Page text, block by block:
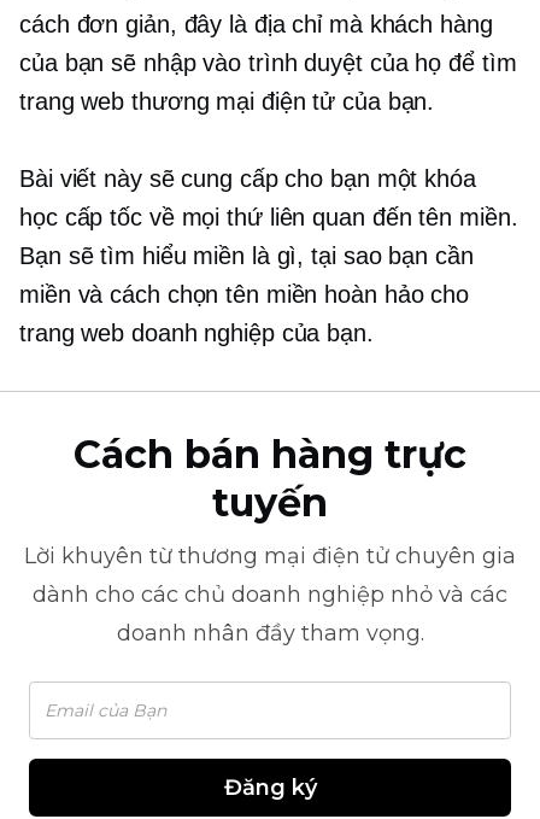
cách đơn giản, đây là địa chỉ mà khách hàng
của bạn sẽ nhập vào trình duyệt của họ để tìm
trang web thương mại điện tử của bạn.
Bài viết này sẽ cung cấp cho bạn một khóa
học cấp tốc về mọi thứ liên quan đến tên miền.
Bạn sẽ tìm hiểu miền là gì, tại sao bạn cần
miền và cách chọn tên miền hoàn hảo cho
trang web doanh nghiệp của bạn.
Cách bán hàng trực
tuyến
Lời khuyên từ thương mại điện tử chuyên gia
dành cho các chủ doanh nghiệp nhỏ và các
doanh nhân đầy tham vọng.
Đăng ký